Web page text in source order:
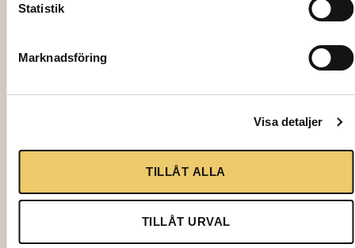
Statistik
Marknadsföring
Visa detaljer
TILLÅT ALLA
TILLÅT URVAL
SOFFA, About a Lounge, grå/svart
2767,00kr
Lägg till i varukorg